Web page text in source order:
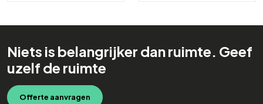
Niets is belangrijker dan ruimte. Geef
uzelf de ruimte
Offerte aanvragen